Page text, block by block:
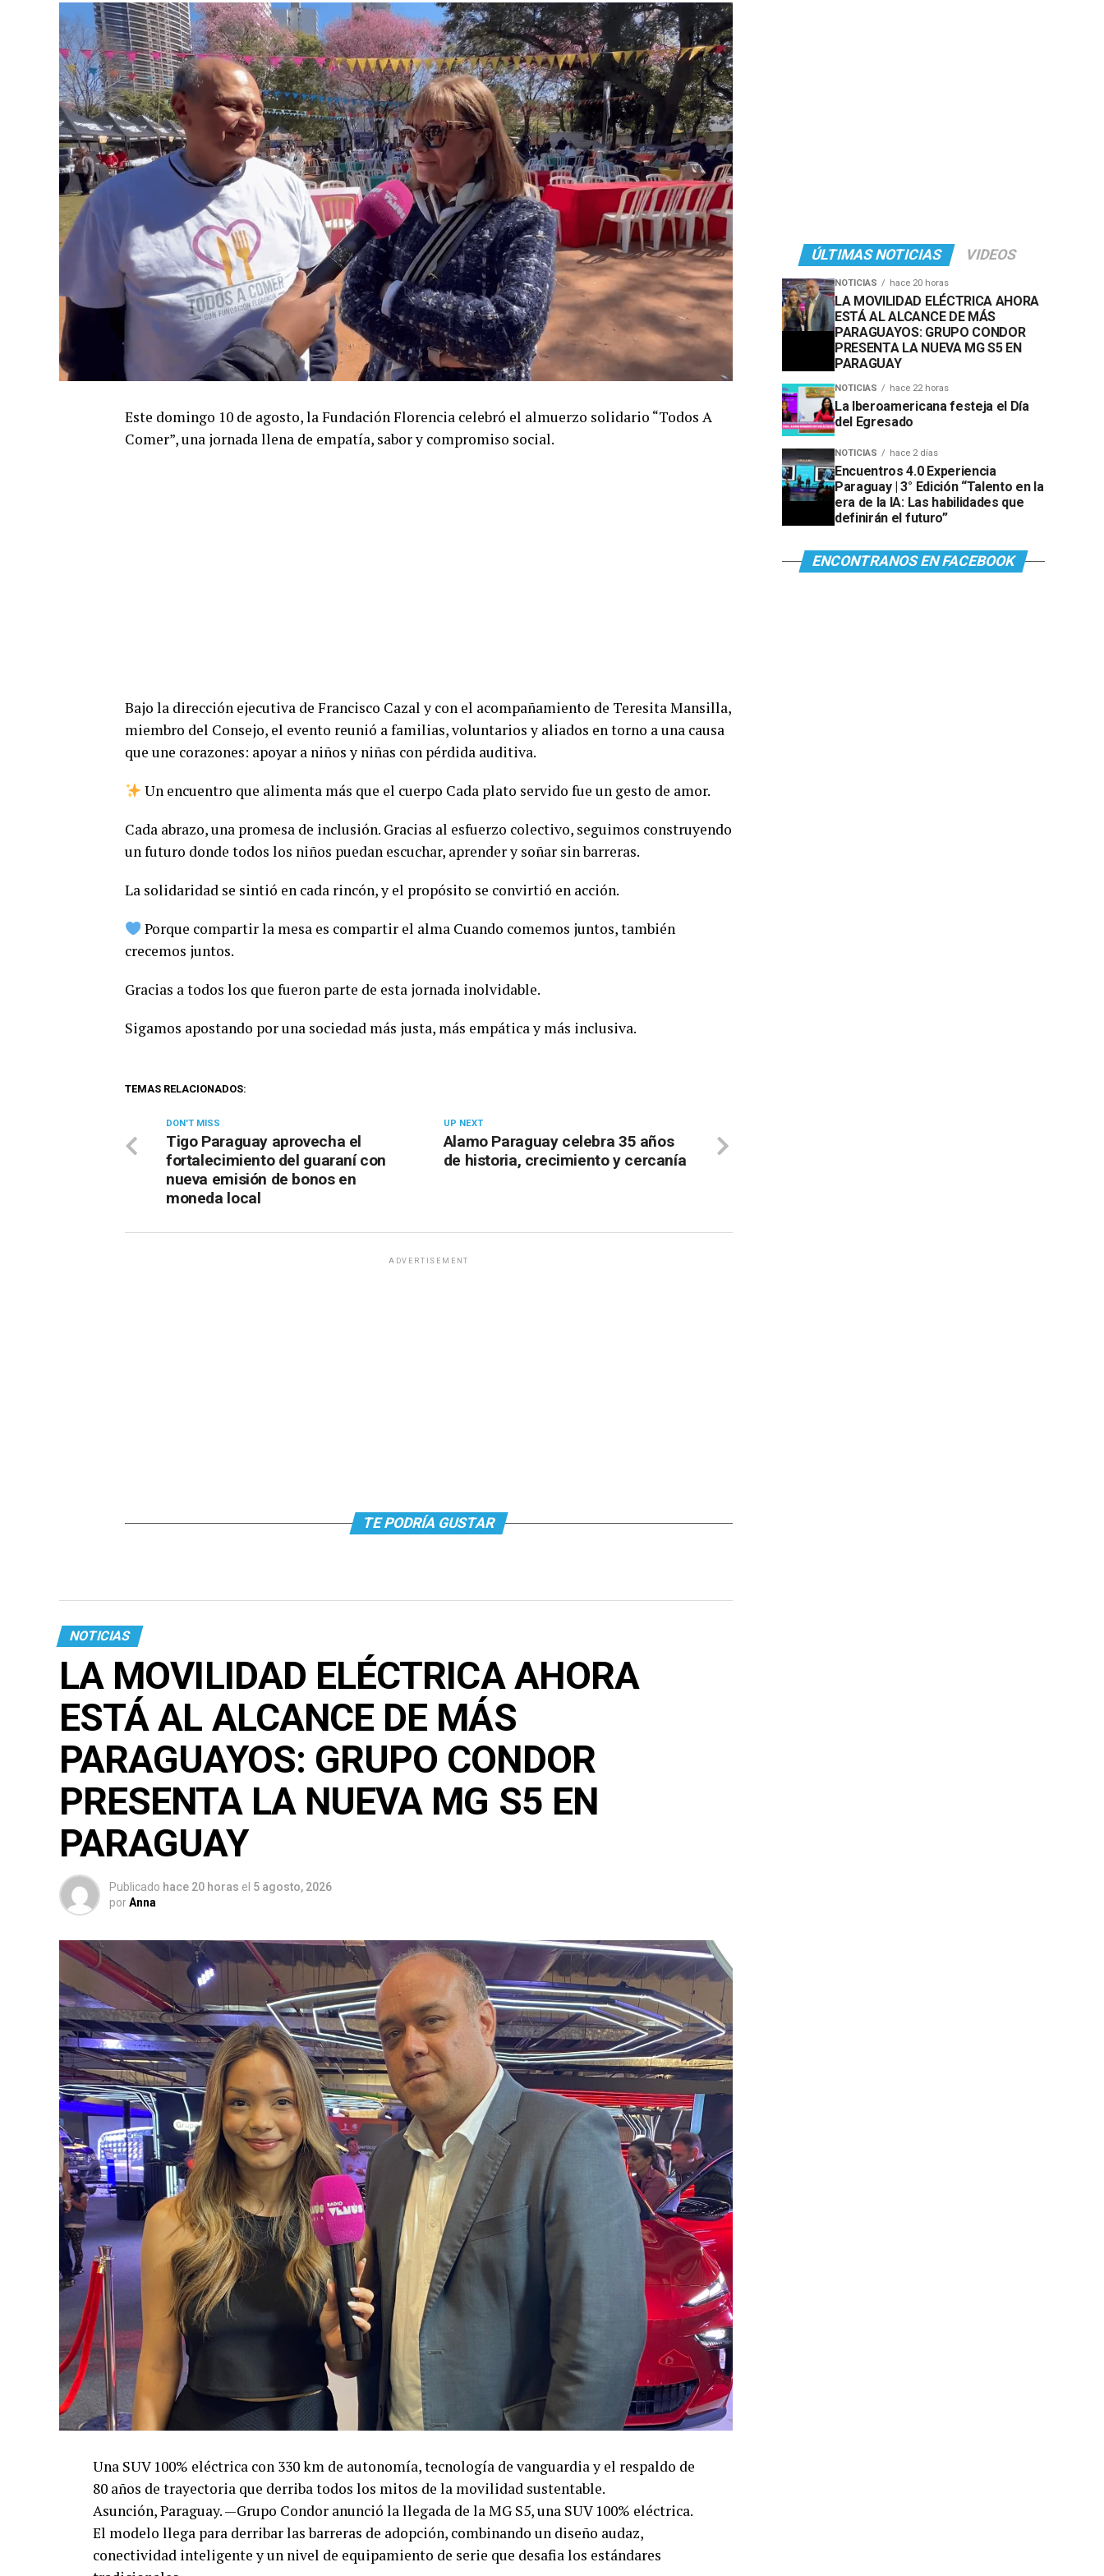
Este domingo 10 de agosto, la Fundación Florencia celebró el almuerzo solidario “Todos A
Comer”, una jornada llena de empatía, sabor y compromiso social.
Bajo la dirección ejecutiva de Francisco Cazal y con el acompañamiento de Teresita Mansilla,
miembro del Consejo, el evento reunió a familias, voluntarios y aliados en torno a una causa
que une corazones: apoyar a niños y niñas con pérdida auditiva.
Un encuentro que alimenta más que el cuerpo Cada plato servido fue un gesto de amor.
Cada abrazo, una promesa de inclusión. Gracias al esfuerzo colectivo, seguimos construyendo
un futuro donde todos los niños puedan escuchar, aprender y soñar sin barreras.
La solidaridad se sintió en cada rincón, y el propósito se convirtió en acción.
Porque compartir la mesa es compartir el alma Cuando comemos juntos, también
crecemos juntos.
Gracias a todos los que fueron parte de esta jornada inolvidable.
Sigamos apostando por una sociedad más justa, más empática y más inclusiva.
TEMAS RELACIONADOS:
UP NEXT
Alamo Paraguay celebra 35 años
de historia, crecimiento y cercanía
DON'T MISS
Tigo Paraguay aprovecha el
fortalecimiento del guaraní con
nueva emisión de bonos en
moneda local
ADVERTISEMENT
TE PODRÍA GUSTAR
NOTICIAS
LA MOVILIDAD ELÉCTRICA AHORA
ESTÁ AL ALCANCE DE MÁS
PARAGUAYOS: GRUPO CONDOR
PRESENTA LA NUEVA MG S5 EN
PARAGUAY
Publicado hace 20 horas el 5 agosto, 2026
porAnna
Una SUV 100% eléctrica con 330 km de autonomía, tecnología de vanguardia y el respaldo de
80 años de trayectoria que derriba todos los mitos de la movilidad sustentable.
Asunción, Paraguay. —Grupo Condor anunció la llegada de la MG S5, una SUV 100% eléctrica.
El modelo llega para derribar las barreras de adopción, combinando un diseño audaz,
conectividad inteligente y un nivel de equipamiento de serie que desafia los estándares
ÚLTIMAS NOTICIAS VIDEOS
NOTICIAS hace 20 horas
LA MOVILIDAD ELÉCTRICA AHORA
ESTÁ AL ALCANCE DE MÁS
PARAGUAYOS: GRUPO CONDOR
PRESENTA LA NUEVA MG S5 EN
PARAGUAY
NOTICIAS hace 22 horas
La Iberoamericana festeja el Día
del Egresado
NOTICIAS hace 2 días
Encuentros 4.0 Experiencia
Paraguay | 3° Edición “Talento en la
era de la IA: Las habilidades que
definirán el futuro”
ENCONTRANOS EN FACEBOOK